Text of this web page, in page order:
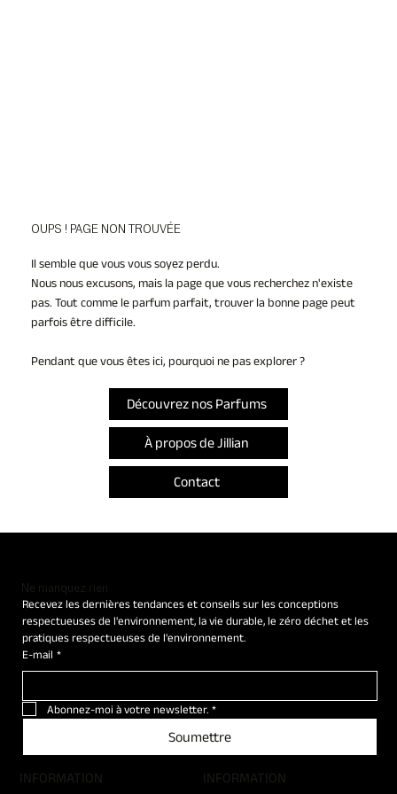
OUPS ! PAGE NON TROUVÉE
Il semble que vous vous soyez perdu.
Nous nous excusons, mais la page que vous recherchez n'existe
pas. Tout comme le parfum parfait, trouver la bonne page peut
parfois être difficile.
Pendant que vous êtes ici, pourquoi ne pas explorer ?
Découvrez nos Parfums
À propos de Jillian
Contact
​INFORMATION ​INFORMATION
Ne manquez rien
Recevez les dernières tendances et conseils sur les conceptions
respectueuses de l'environnement, la vie durable, le zéro déchet et les
pratiques respectueuses de l'environnement.
E-mail *
Abonnez-moi à votre newsletter. *
Soumettre